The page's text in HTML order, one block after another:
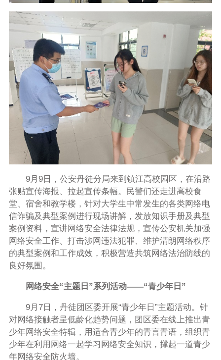
9月9日，公安丹徒分局来到镇江高校园区，在沿路
张贴宣传海报、拉起宣传条幅。民警们还走进高校食
堂、宿舍和教学楼，针对大学生中常发生的各类网络电
信诈骗及典型案例进行现场讲解，发放知识手册及典型
案例资料，宣讲网络安全法律法规，宣传公安机关加强
网络安全工作、打击涉网违法犯罪、维护清朗网络秩序
的典型案例和工作成效，积极营造共筑网络法治防线的
良好氛围。
网络安全“主题日”系列活动——“青少年日”
9月7日，丹徒团区委开展“青少年日”主题活动。针
对网络接触者呈低龄化趋势问题，团区委在线上推出青
少年网络安全特辑，用适合青少年的青言青语，组织青
少年在利用网络一起学习网络安全知识，撑起一道青少
年网络安全防火墙。